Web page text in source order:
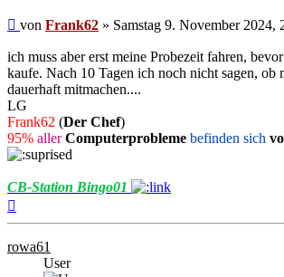
Beitrag
von Frank62 » Samstag 9. November 2024,
ich muss aber erst meine Probezeit fahren,
kaufe. Nach 10 Tagen ich noch nicht sagen, ob
dauerhaft mitmachen....
LG
Frank62 (Der Chef)
95% aller Computerprobleme befinden sich
CB-Station Bingo01
rowa61
User